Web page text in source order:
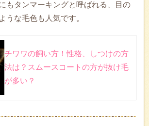
もタンマーキングと呼ばれる、目の
うな毛色も人気です。
チワワの飼い方！性格、しつけの方
法は？スムースコートの方が抜け毛
が多い？